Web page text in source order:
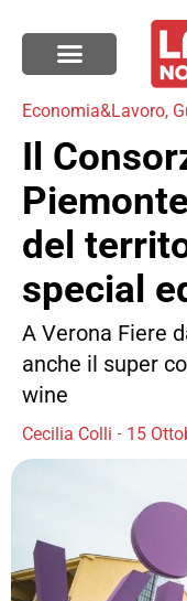
Economia&Lavoro,
Il
del
special
A Verona Fiere
anche il super
wine
Cecilia Colli 15